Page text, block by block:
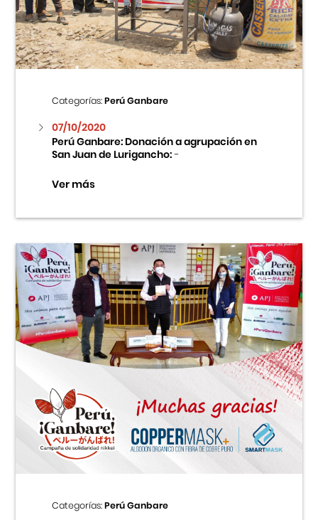
Centro Cultural Peruano Japonés
Cursos
Museo de la Inmigración Japonesa
Fondo Editorial
Teatro Peruano Japonés
Categorías:Perú Ganbare
07/10/2020
Perú Ganbare: Donación a agrupación en
San Juan de Lurigancho:-
Ver más
Categorías:Perú Ganbare